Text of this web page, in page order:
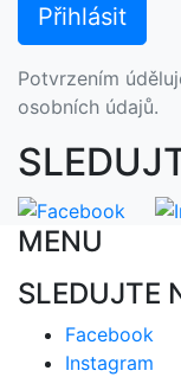
Potvrzením
osobních údajů.
MENU
SLEDUJTE
Facebook
Instagram